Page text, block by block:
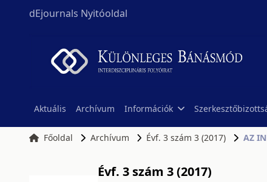
dEjournals Nyitóoldal
Aktuális Archívum Információk
Főoldal Archívum Évf. 3 szám 3 (2017) AZ
Évf. 3 szám 3 (2017)